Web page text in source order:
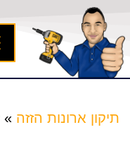
תיקון ארונות הזזה »